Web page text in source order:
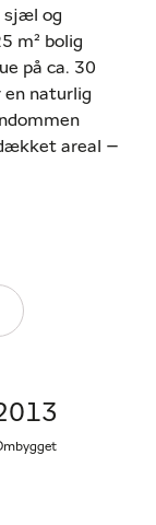
sjæl og
m² bolig
på ca. 30
en naturlig
areal –
tagetagen
og
taget på
hele
skaber en